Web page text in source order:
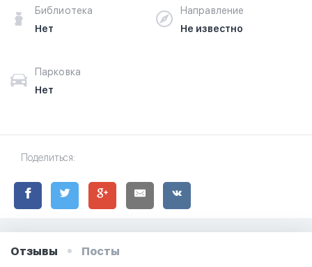
Библиотека
Нет
Направление
Не известно
Парковка
Нет
Поделиться:
Отзывы Посты